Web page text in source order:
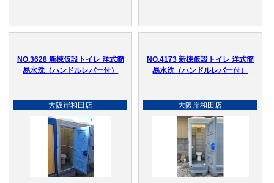
NO.3628 新棟仮設トイレ 洋式簡
易水洗（ハンドルレバー付）
大阪岸和田店
NO.4173 新棟仮設トイレ 洋式簡
易水洗（ハンドルレバー付）
大阪岸和田店